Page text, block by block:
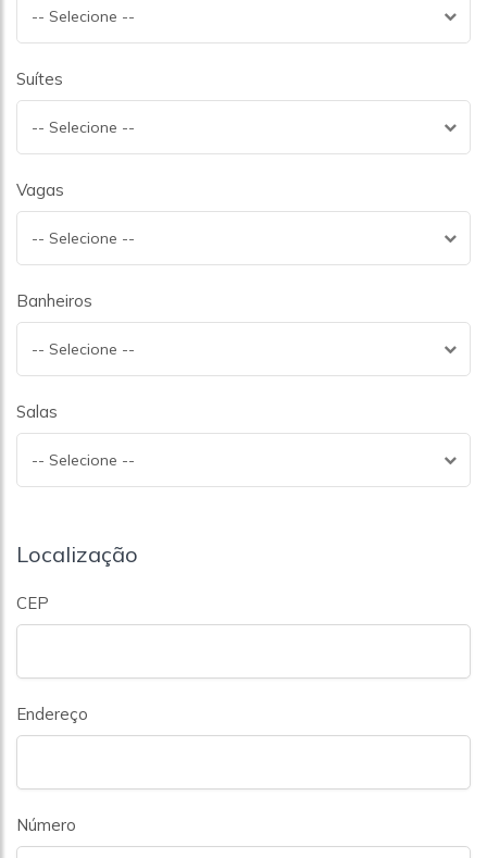
-- Selecione --
Suítes
-- Selecione --
Vagas
-- Selecione --
Banheiros
-- Selecione --
Salas
-- Selecione --
Localização
CEP
Endereço
Número